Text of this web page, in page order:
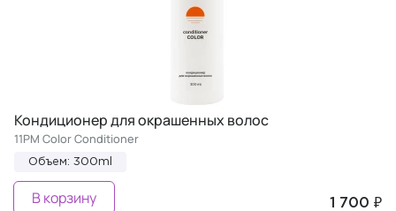
Кондиционер для окрашенных волос
11PM Color Conditioner
Объем: 300ml
1 700 ₽
В корзину